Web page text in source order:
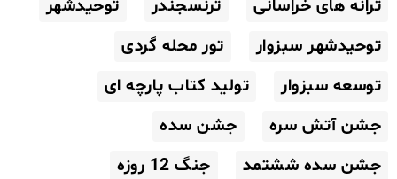
ترانه های خراسانی
ترنسجندر
توحیدشهر
توحیدشهر سبزوار
تور محله گردی
توسعه سبزوار
تولید کتاب پارچه ای
جشن آتش سره
جشن سده
جشن سده ششتمد
جنگ 12 روزه